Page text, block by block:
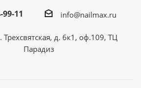
99-11
info@nailmax.ru
Трехсвятская, д. 6к1, оф.109, ТЦ
Парадиз